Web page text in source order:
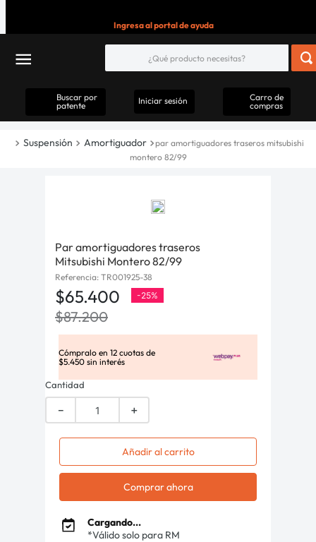
Ingresa al portal de ayuda
Buscar por
patente
Iniciar sesión
Carro de
compras
Suspensión Amortiguador
par amortiguadores traseros mitsubishi
montero 82/99
Par amortiguadores traseros
Mitsubishi Montero 82/99
Referencia: TR001925-38
$65.400 -25%
$87.200
Cómpralo en 12 cuotas de
$5.450 sin interés
Cantidad
＋
－
Añadir al carrito
Comprar ahora
Cargando...
*Válido solo para RM